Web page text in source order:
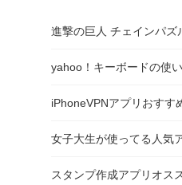
進撃の巨人 チェインパズ
yahoo！キーボードの使
iPhoneVPNアプリおすす
女子大生が使ってる人気
スタンプ作成アプリオス